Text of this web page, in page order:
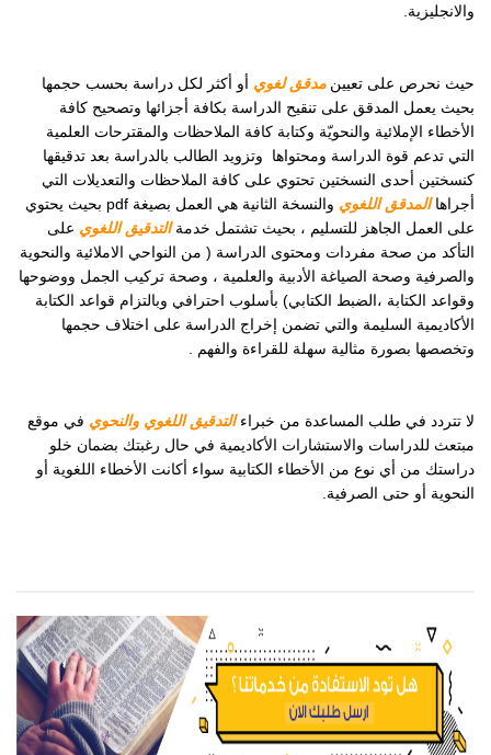
والانجليزية.
حيث نحرص على تعيينمدقق لغويأو أكثر لكل دراسة بحسب حجمها
بحيث يعمل المدقق على تنقيح الدراسة بكافة أجزائها وتصحيح كافة
الأخطاء الإملائية والنحويّة وكتابة كافة الملاحظات والمقترحات العلمية
التي تدعم قوة الدراسة ومحتواها وتزويد الطالب بالدراسة بعد تدقيقها
كنسختين أحدى النسختين تحتوي على كافة الملاحظات والتعديلات التي
أجراهاالمدقق اللغويوالنسخة الثانية هي العمل بصيغةpdfبحيث يحتوي
على العمل الجاهز للتسليم ، بحيث تشتمل خدمةالتدقيق اللغويعلى
التأكد من صحة مفردات ومحتوى الدراسة ( من النواحي الاملائية والنحوية
والصرفية وصحة الصياغة الأدبية والعلمية ، وصحة تركيب الجمل ووضوحها
وقواعد الكتابة ،الضبط الكتابي) بأسلوب احترافي وبالتزام قواعد الكتابة
الأكاديمية السليمة والتي تضمن إخراج الدراسة على اختلاف حجمها
وتخصصها بصورة مثالية سهلة للقراءة والفهم .
لا تتردد في طلب المساعدة من خبراء التدقيق اللغوي والنحويفي موقع
مبتعث للدراسات والاستشارات الأكاديمية في حال رغبتك بضمان خلو
دراستك من أي نوع من الأخطاء الكتابية سواء أكانت الأخطاء اللغوية أو
النحوية أو حتى الصرفية.